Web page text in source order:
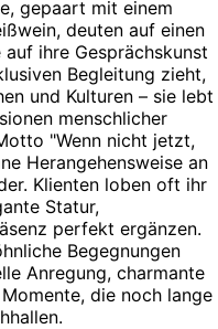
gepaart mit einem
deuten auf einen
ihre Gesprächskunst
Begleitung zieht,
und Kulturen – sie lebt
menschlicher
"Wenn nicht jetzt,
Herangehensweise an
Klienten loben oft ihr
Statur,
perfekt ergänzen.
Begegnungen
Anregung, charmante
die noch lange